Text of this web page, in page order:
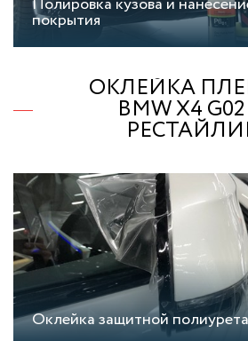
Полировка кузова и
покрытия
ОКЛЕЙКА
BMW X4 G02
Оклейка защитной